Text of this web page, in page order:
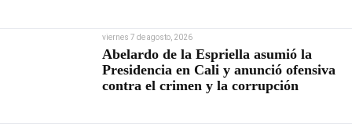
viernes 7 de agosto, 2026
Abelardo de la Espriella asumió la
Presidencia en Cali y anunció ofensiva
contra el crimen y la corrupción